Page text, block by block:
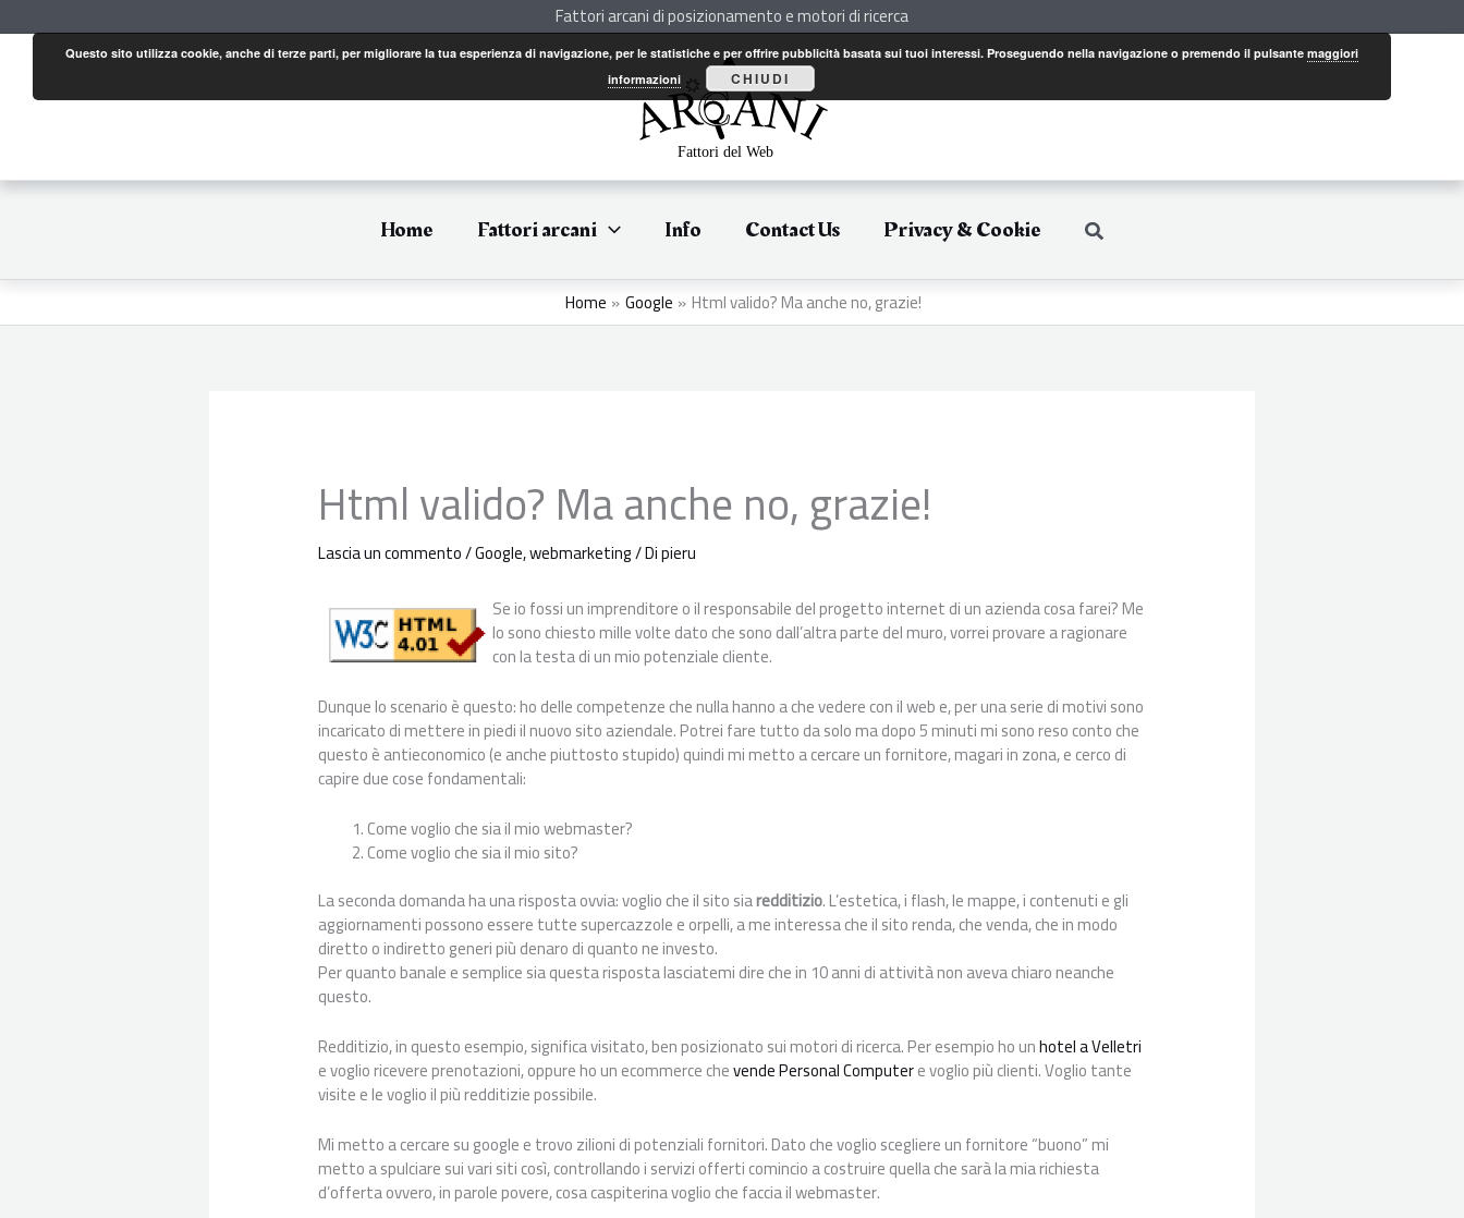
al
contenuto
Fattori arcani di posizionamento e motori di ricerca
Home Fattori arcani Info Contact Us Privacy & Cookie Cerca
Home Google Html valido? Ma anche no, grazie!
Html valido? Ma anche no, grazie!
Lascia un commento/Google,webmarketing/ Dipieru
Se io fossi un imprenditore o il responsabile del progetto internet di un azienda cosa farei? Me
lo sono chiesto mille volte dato che sono dall’altra parte del muro, vorrei provare a ragionare
con la testa di un mio potenziale cliente.
Dunque lo scenario è questo: ho delle competenze che nulla hanno a che vedere con il web e, per una serie di motivi sono
incaricato di mettere in piedi il nuovo sito aziendale. Potrei fare tutto da solo ma dopo 5 minuti mi sono reso conto che
questo è antieconomico (e anche piuttosto stupido) quindi mi metto a cercare un fornitore, magari in zona, e cerco di
capire due cose fondamentali:
Come voglio che sia il mio webmaster?
Come voglio che sia il mio sito?
La seconda domanda ha una risposta ovvia: voglio che il sito siaredditizio. L’estetica, i flash, le mappe, i contenuti e gli
aggiornamenti possono essere tutte supercazzole e orpelli, a me interessa che il sito renda, che venda, che in modo
diretto o indiretto generi più denaro di quanto ne investo.
Per quanto banale e semplice sia questa risposta lasciatemi dire che in 10 anni di attività non aveva chiaro neanche
questo.
Redditizio, in questo esempio, significa visitato, ben posizionato sui motori di ricerca. Per esempio ho unhotel a Velletri
e voglio ricevere prenotazioni, oppure ho un ecommerce chevende Personal Computere voglio più clienti. Voglio tante
visite e le voglio il più redditizie possibile.
Mi metto a cercare su google e trovo zilioni di potenziali fornitori. Dato che voglio scegliere un fornitore “buono” mi
metto a spulciare sui vari siti così, controllando i servizi offerti comincio a costruire quella che sarà la mia richiesta
d’offerta ovvero, in parole povere, cosa caspiterina voglio che faccia il webmaster.
Questo sito utilizza cookie, anche di terze parti, per migliorare la tua esperienza di navigazione, per le statistiche e per offrire pubblicità basata sui tuoi interessi. Proseguendo nella navigazione o premendo il pulsante maggiori
informazioni
CHIUDI